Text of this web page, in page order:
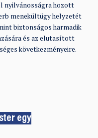
nyilvánosságra hozott
menekültügy helyzetét
biztonságos harmadik
és az elutasított
következményeire.
egy